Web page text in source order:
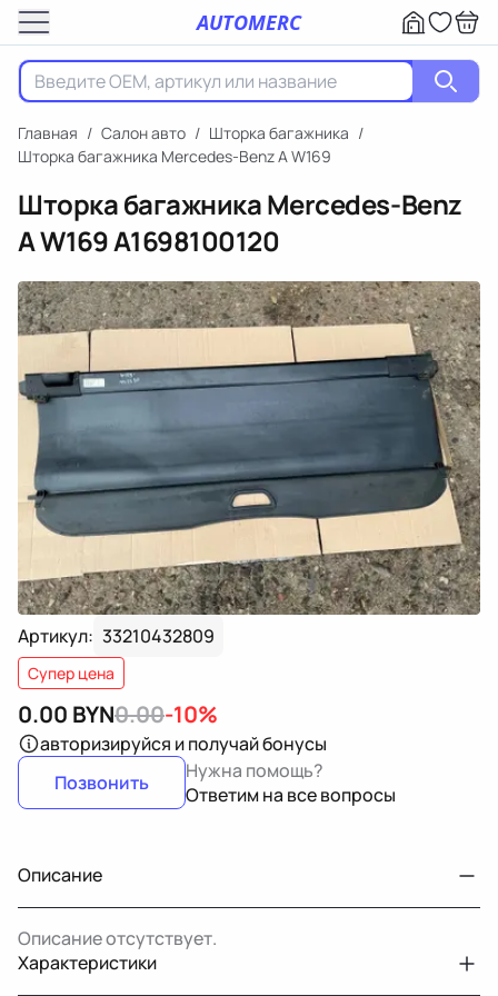
AUTOMERC
Главная / Салон авто / Шторка багажника /
Шторка багажника Mercedes-Benz A W169
Шторка багажника Mercedes-Benz
A W169A1698100120
Артикул: 33210432809
Супер цена
0.00 BYN0.00-10%
авторизируйся и получай бонусы
Позвонить
Нужна помощь?
Ответим на все вопросы
Описание
Описание отсутствует.
Характеристики